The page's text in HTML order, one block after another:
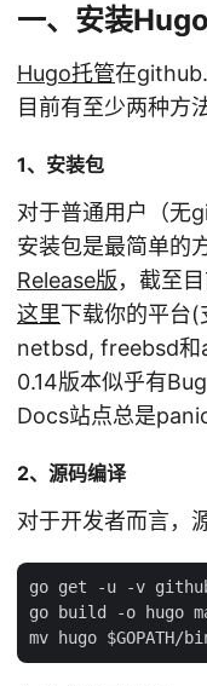
一、安装Hugo
Hugo托管在
目前有至少两种方
1、安装包
对于普通用户（无
安装包是最简单的
Release版，截至
这里下载你的平台
netbsd, freebsd和
0.14版本似乎有
Docs站点总是panic
2、源码编译
对于开发者而言，
go get -u -v
go build -o hugo